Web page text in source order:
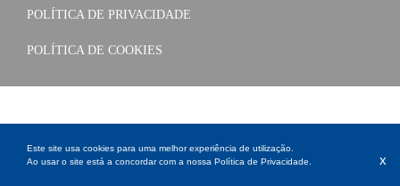
POLÍTICA DE PRIVACIDADE
POLÍTICA DE COOKIES
Este site usa cookies para uma melhor experiência de utilização.
Ao usar o site está a concordar com a nossa Política de Privacidade x